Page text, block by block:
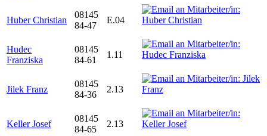
Huber Christian
08145
84-47
E.04
Hudec
Franziska
08145
84-61
1.11
Jilek Franz
08145
84-36
2.13
Keller Josef
08145
84-65
2.13